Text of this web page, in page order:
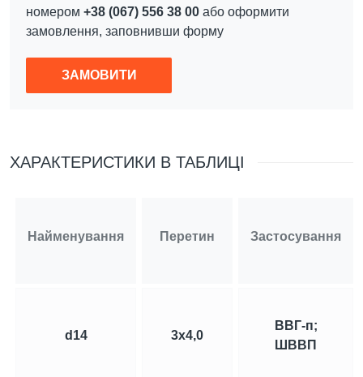
номером +38 (067) 556 38 00 або оформити
замовлення, заповнивши форму
ЗАМОВИТИ
ХАРАКТЕРИСТИКИ В ТАБЛИЦІ
Найменування Перетин Застосування
d14 3х4,0
ВВГ-п;
ШВВП
ЗАЛИШТЕ ЗАЯВКУ НА
КОНСУЛЬТАЦІЮ
Телефон*